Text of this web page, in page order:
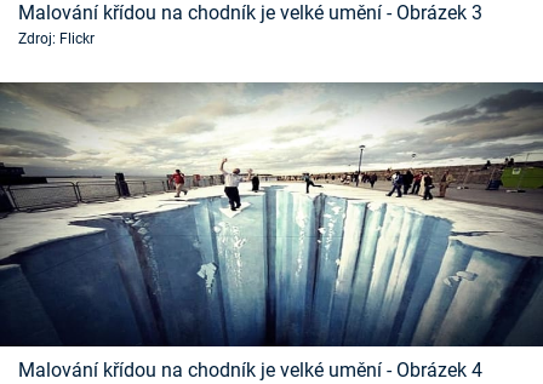
Malování křídou na chodník je velké umění - Obrázek 3
Zdroj: Flickr
Malování křídou na chodník je velké umění - Obrázek 4